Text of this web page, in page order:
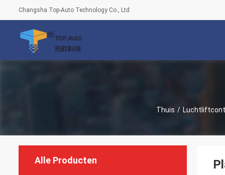
Changsha Top-Auto Technology Co., Ltd
Thuis /
Alle Producten